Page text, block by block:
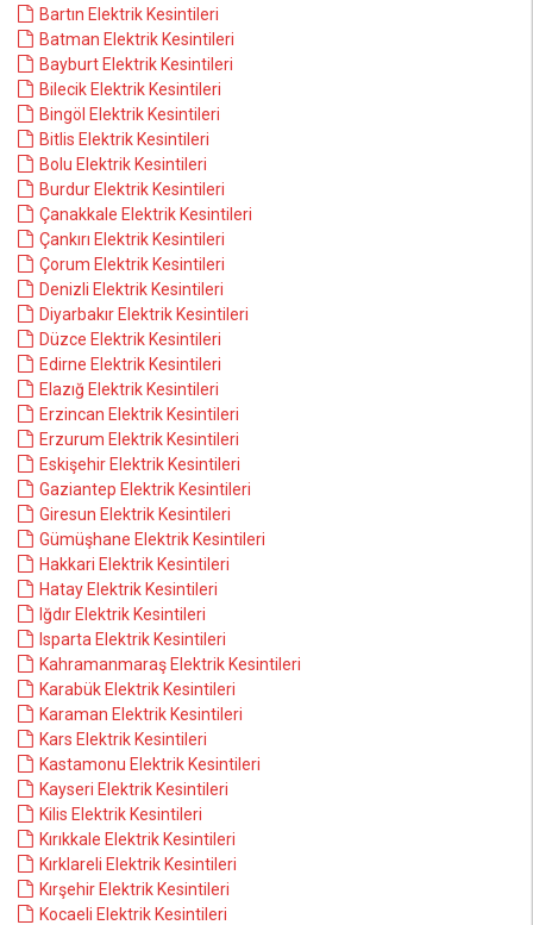
Bartın Elektrik Kesintileri
Batman Elektrik Kesintileri
Bayburt Elektrik Kesintileri
Bilecik Elektrik Kesintileri
Bingöl Elektrik Kesintileri
Bitlis Elektrik Kesintileri
Bolu Elektrik Kesintileri
Burdur Elektrik Kesintileri
Çanakkale Elektrik Kesintileri
Çankırı Elektrik Kesintileri
Çorum Elektrik Kesintileri
Denizli Elektrik Kesintileri
Diyarbakır Elektrik Kesintileri
Düzce Elektrik Kesintileri
Edirne Elektrik Kesintileri
Elazığ Elektrik Kesintileri
Erzincan Elektrik Kesintileri
Erzurum Elektrik Kesintileri
Eskişehir Elektrik Kesintileri
Gaziantep Elektrik Kesintileri
Giresun Elektrik Kesintileri
Gümüşhane Elektrik Kesintileri
Hakkari Elektrik Kesintileri
Hatay Elektrik Kesintileri
Iğdır Elektrik Kesintileri
Isparta Elektrik Kesintileri
Kahramanmaraş Elektrik Kesintileri
Karabük Elektrik Kesintileri
Karaman Elektrik Kesintileri
Kars Elektrik Kesintileri
Kastamonu Elektrik Kesintileri
Kayseri Elektrik Kesintileri
Kilis Elektrik Kesintileri
Kırıkkale Elektrik Kesintileri
Kırklareli Elektrik Kesintileri
Kırşehir Elektrik Kesintileri
Kocaeli Elektrik Kesintileri